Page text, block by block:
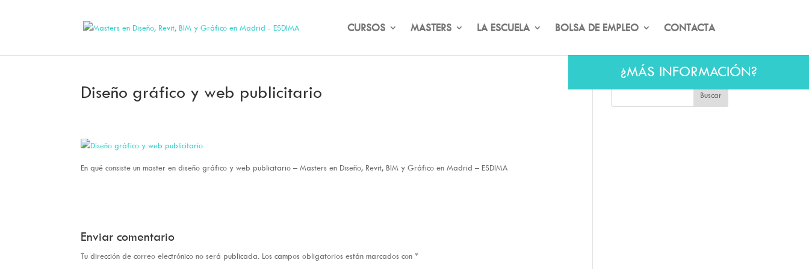
CURSOS MASTERS LA ESCUELA BOLSA DE EMPLEO CONTACTA
Diseño gráfico y web publicitario
En qué consiste un master en diseño gráfico y web publicitario – Masters en Diseño, Revit, BIM y Gráfico en Madrid – ESDIMA
Enviar comentario
Tu dirección de correo electrónico no será publicada. Los campos obligatorios están marcados con*
¿MÁS INFORMACIÓN?